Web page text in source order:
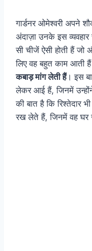
गार्डनर ओमेश्वरी अपने
अंदाज़ा उनके इस
सी चीजें ऐसी होती हैं जो
लिए वह बहुत काम आती
कबाड़ मांग लेती हैं। इस
लेकर आई हैं, जिनमें
की बात है कि रिश्तेदार
रख लेते हैं, जिनमें वह घर